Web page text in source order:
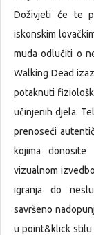
Doživjeti će te
iskonskim
muda odlučiti o
Walking Dead
potaknuti
učinjenih djela.
prenoseći
kojima
vizualnom
igranja do
savršeno
u point&klick stilu